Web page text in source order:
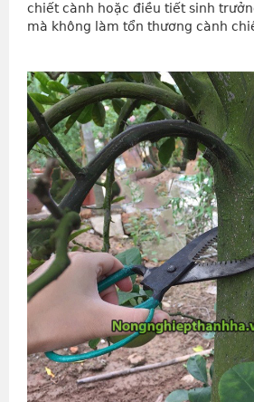
chiết cành hoặc điều tiết sinh
mà không làm tổn thương cành